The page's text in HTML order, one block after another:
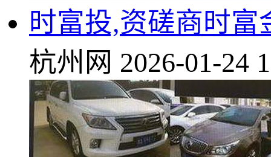
时富投,资磋商时富
杭州网 2026-01-24